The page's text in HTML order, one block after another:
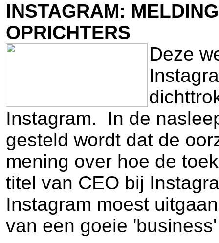
INSTAGRAM:
OPRICHTERS
Deze
Instagram. In de
gesteld wordt dat de
mening over hoe de
titel van CEO bij
Instagram moest
van een goeie